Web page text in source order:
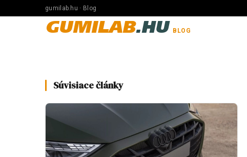
gumilab.hu · Blog
GUMILAB.HU BLOG
Súvisiace články